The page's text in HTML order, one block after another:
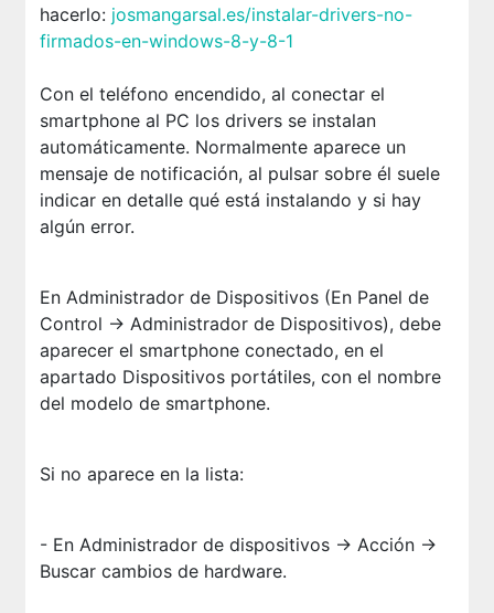
hacerlo: josmangarsal.es/instalar-drivers-no-
firmados-en-windows-8-y-8-1
Con el teléfono encendido, al conectar el
smartphone al PC los drivers se instalan
automáticamente. Normalmente aparece un
mensaje de notificación, al pulsar sobre él suele
indicar en detalle qué está instalando y si hay
algún error.
En Administrador de Dispositivos (En Panel de
Control -> Administrador de Dispositivos), debe
aparecer el smartphone conectado, en el
apartado Dispositivos portátiles, con el nombre
del modelo de smartphone.
Si no aparece en la lista:
- En Administrador de dispositivos -> Acción ->
Buscar cambios de hardware.